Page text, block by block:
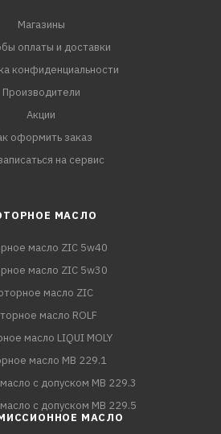
Магазины
оплаты и доставки
конфиденциальности
Производители
Акции
оформить заказ
на сервис
МАСЛО
масло ZIC 5w40
масло ZIC 5w30
масло ZIC
масло ROLF
масло LIQUI MOLY
масло MB 229.1
с допуском MB 229.3
с допуском MB 229.5
МАСЛО